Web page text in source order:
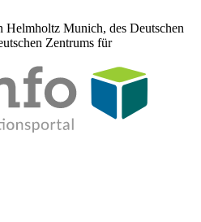
Helmholtz Munich, des Deutschen
Zentrums für